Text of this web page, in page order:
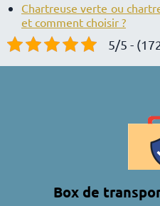
Chartreuse verte ou
et comment choisir ?
5/5 -
Box de